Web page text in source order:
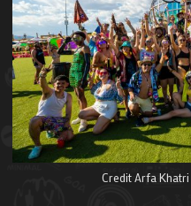
Credit Arfa Khatri